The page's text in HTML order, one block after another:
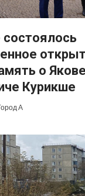
состоялось
о Якове
Курикше
А